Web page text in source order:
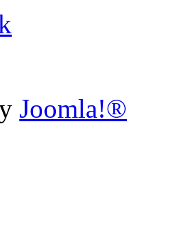
Joomla!®